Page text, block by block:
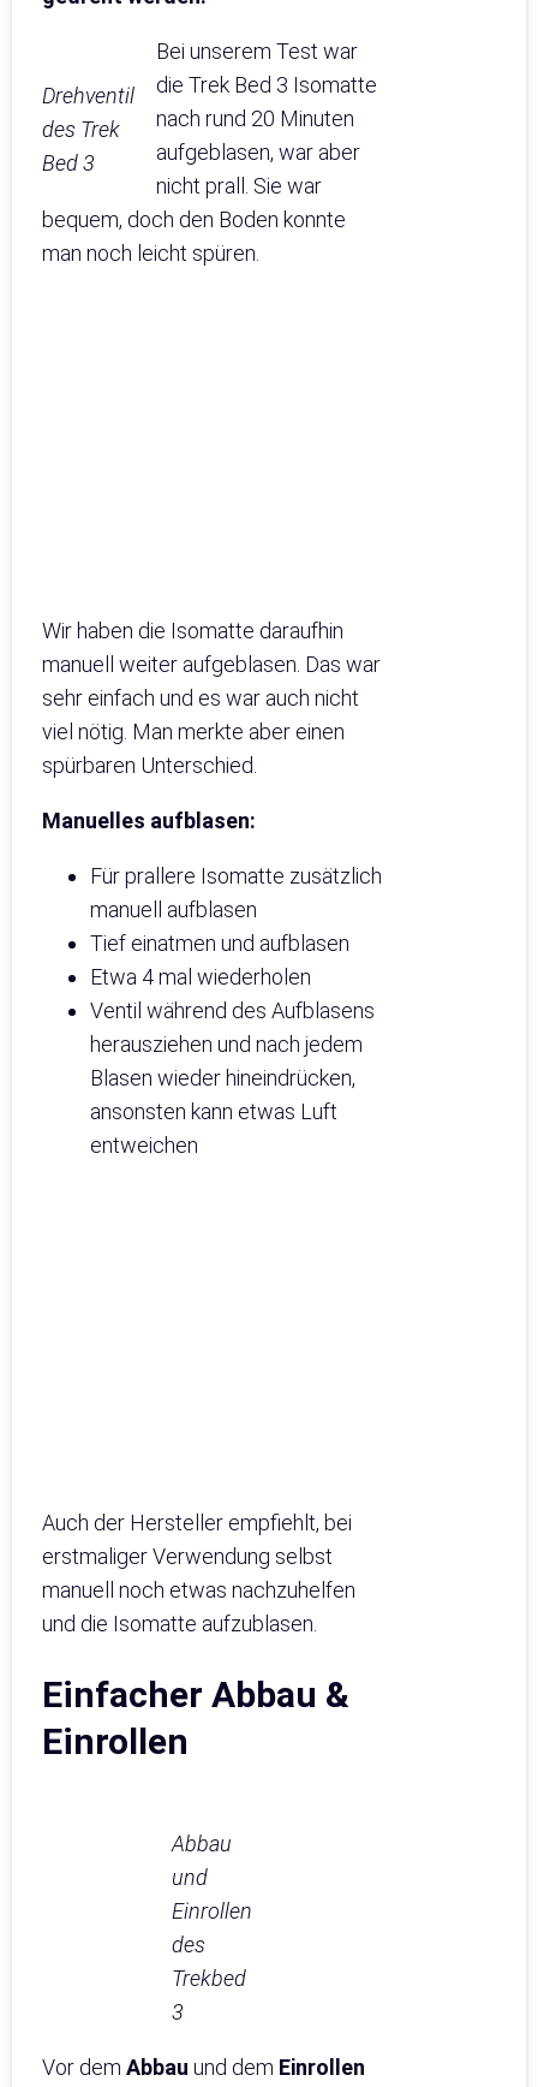
Drehventil
des Trek
Bed 3
Bei unserem Test war
die Trek Bed 3 Isomatte
nach rund 20 Minuten
aufgeblasen, war aber
nicht prall. Sie war
bequem, doch den Boden konnte
man noch leicht spüren.
Wir haben die Isomatte daraufhin
manuell weiter aufgeblasen. Das war
sehr einfach und es war auch nicht
viel nötig. Man merkte aber einen
spürbaren Unterschied.
Manuelles aufblasen:
Für prallere Isomatte zusätzlich
manuell aufblasen
Tief einatmen und aufblasen
Etwa 4 mal wiederholen
Ventil während des Aufblasens
herausziehen und nach jedem
Blasen wieder hineindrücken,
ansonsten kann etwas Luft
entweichen
Auch der Hersteller empfiehlt, bei
erstmaliger Verwendung selbst
manuell noch etwas nachzuhelfen
und die Isomatte aufzublasen.
Einfacher Abbau &
Einrollen
Abbau
und
Einrollen
des
Trekbed
3
Vor dem Abbau und dem Einrollen